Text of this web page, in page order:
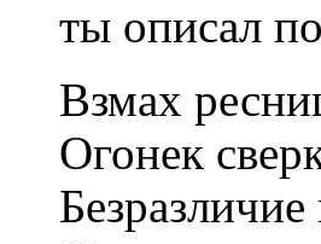
ты описал
Взмах
Огонек